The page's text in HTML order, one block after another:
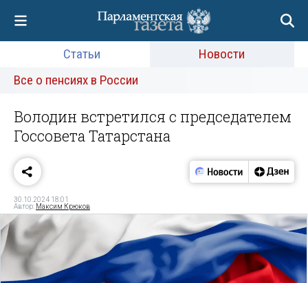
Статьи
Новости
Все о пенсиях в России
Володин встретился с председателем
Госсовета Татарстана
30.10.2024 18:01
Автор: Максим Крюков